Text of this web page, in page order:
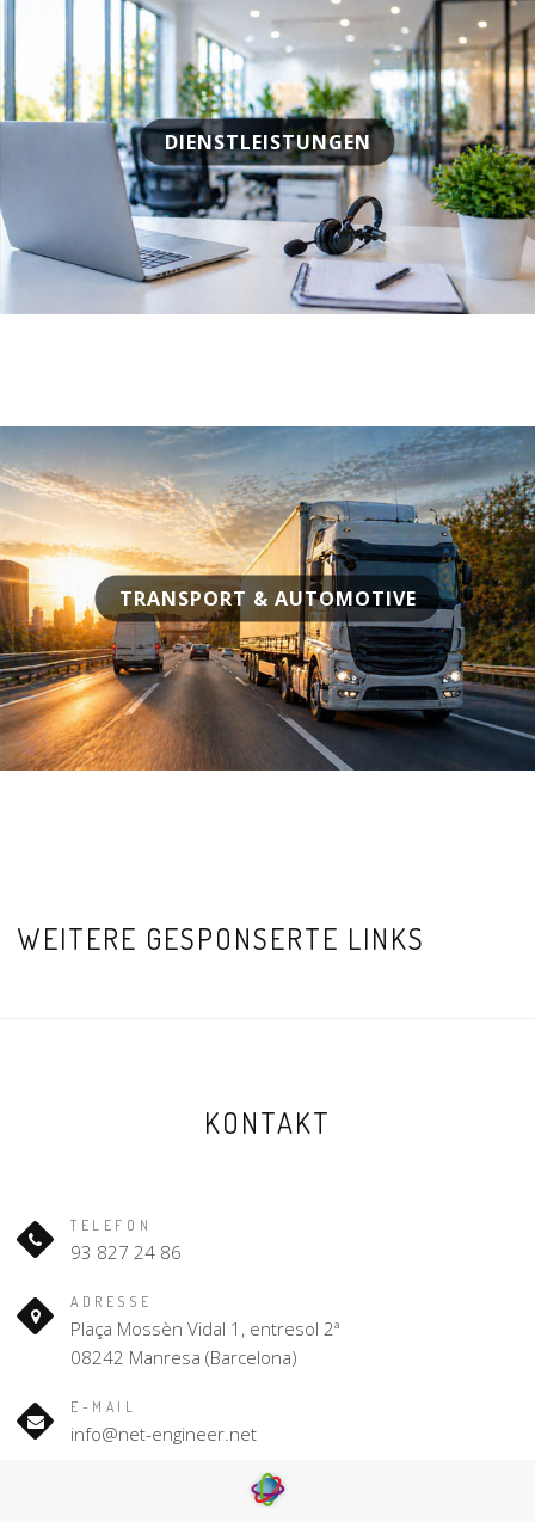
DIENSTLEISTUNGEN
TRANSPORT & AUTOMOTIVE
WEITERE GESPONSERTE LINKS
KONTAKT
TELEFON
93 827 24 86
ADRESSE
Plaça Mossèn Vidal 1, entresol 2ª
08242 Manresa (Barcelona)
E-MAIL
info@net-engineer.net